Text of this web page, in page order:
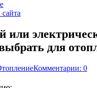
или
для
Комментарии: 0